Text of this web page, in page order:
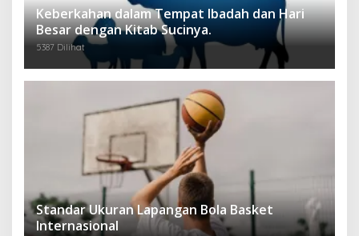
Keberkahan dalam Tempat Ibadah dan Hari
Besar dengan Kitab Sucinya.
5387 Dilihat
Standar Ukuran Lapangan Bola Basket
Internasional